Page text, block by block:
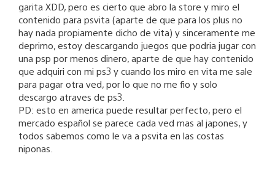
garita XDD, pero es cierto que abro la store y miro el
contenido para psvita (aparte de que para los plus no
hay nada propiamente dicho de vita) y sinceramente me
deprimo, estoy descargando juegos que podria jugar con
una psp por menos dinero, aparte de que hay contenido
que adquiri con mi ps3 y cuando los miro en vita me sale
para pagar otra ved, por lo que no me fio y solo
descargo atraves de ps3.
PD: esto en america puede resultar perfecto, pero el
mercado español se parece cada ved mas al japones, y
todos sabemos como le va a psvita en las costas
niponas.